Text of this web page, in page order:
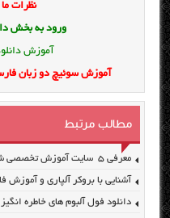
نظرات
ورود به بخش
آموزش
آموزش سوئیچ دو زبان
مطالب مرتبط
معرفی ۵ سایت آموزش تخصصی شبکه ، لینوکس و امنیت
آشنایی با بروکر آلپاری و آموزش
دانلود فول آلبوم های خاطره انگیز